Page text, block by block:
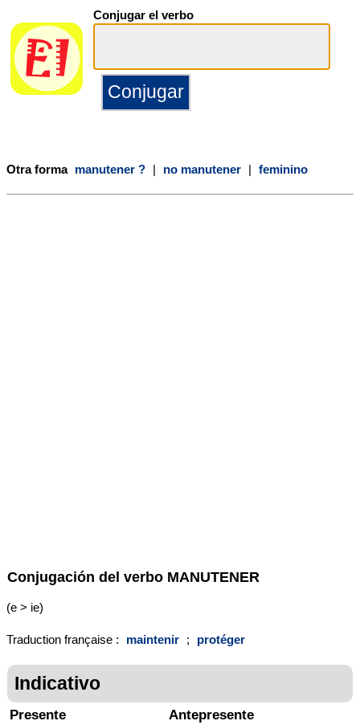
Conjugar el verbo
Otra forma manutener ? | no manutener | feminino
Conjugación del verbo MANUTENER
(e > ie)
Traduction française : maintenir ; protéger
Indicativo
Presente Antepresente